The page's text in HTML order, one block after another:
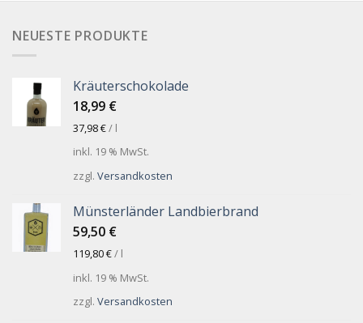
NEUESTE PRODUKTE
Kräuterschokolade
18,99 €
37,98€/ l
inkl. 19 % MwSt.
zzgl. Versandkosten
Münsterländer Landbierbrand
59,50 €
119,80€/ l
inkl. 19 % MwSt.
zzgl. Versandkosten